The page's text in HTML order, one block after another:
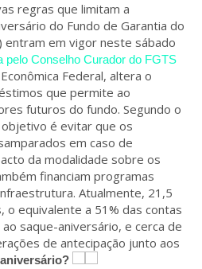
regras que limitam a
do Fundo de Garantia do
entram em vigor neste sábado
pelo Conselho Curador do FGTS
Federal, altera o
que permite ao
futuros do fundo. Segundo o
é evitar que os
em caso de
da modalidade sobre os
financiam programas
Atualmente, 21,5
o equivalente a 51% das contas
saque-aniversário, e cerca de
de antecipação junto aos